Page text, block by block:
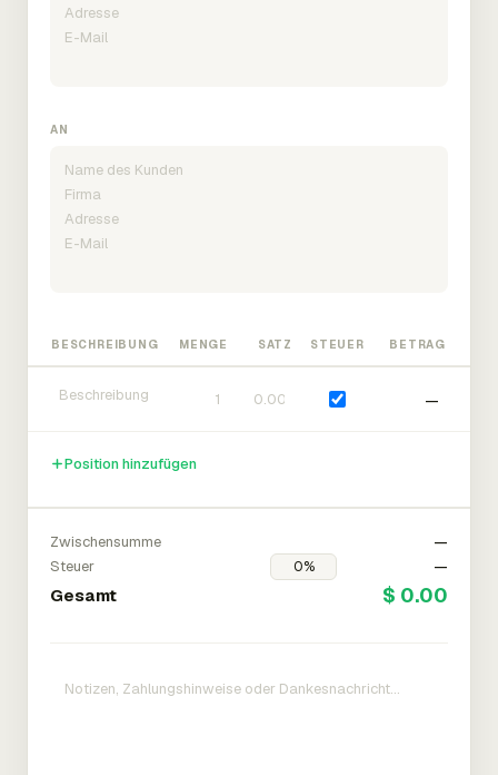
AN
BESCHREIBUNG MENGE SATZ STEUER BETRAG
—
Position hinzufügen
Zwischensumme
—
Steuer
—
Gesamt $ 0.00